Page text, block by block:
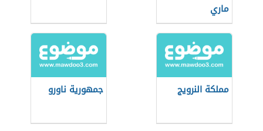
ماري
مملكة النرويج جمهورية ناورو